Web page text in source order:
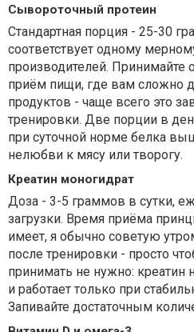
Сывороточный протеин
Стандартная порция - 25-30
соответствует одному
производителей. Принимайте
приём пищи, где вам сложно
продуктов - чаще всего это
тренировки. Две порции в
при суточной норме белка
нелюбви к мясу или творогу.
Креатин моногидрат
Доза - 3-5 граммов в сутки,
загрузки. Время приёма
имеет, я обычно советую
после тренировки - просто
принимать не нужно:
и работает только при
Запивайте достаточным